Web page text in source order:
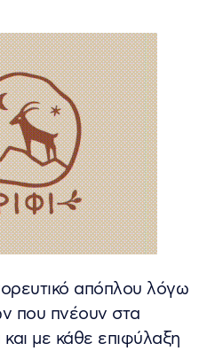
απόπλου λόγω
που πνέουν στα
με κάθε επιφύλαξη